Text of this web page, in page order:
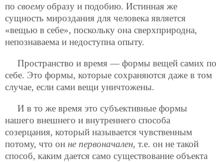
по своемуобразу и подобию. Истинная же
сущность мироздания для человека является
«вещью в себе», поскольку она сверхприродна,
непознаваема и недоступна опыту.
Пространство и время — формы вещей самих по
себе. Это формы, которые сохраняются даже в том
случае, если сами вещи уничтожены.
И в то же время это субъективные формы
нашего внешнего и внутреннего способа
созерцания, который называется чувственным
потому, что он не первоначален, т.е. он не такой
способ, каким дается само существование объекта